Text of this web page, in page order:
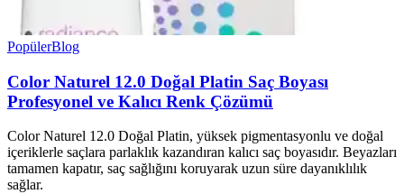
PopülerBlog
Color Naturel 12.0 Doğal Platin Saç Boyası
Profesyonel ve Kalıcı Renk Çözümü
Color Naturel 12.0 Doğal Platin, yüksek pigmentasyonlu ve doğal
içeriklerle saçlara parlaklık kazandıran kalıcı saç boyasıdır. Beyazları
tamamen kapatır, saç sağlığını koruyarak uzun süre dayanıklılık
sağlar.